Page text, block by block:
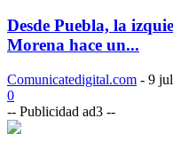
Desde Puebla, la
Morena hace un...
Comunicatedigital.com - 9
0
-- Publicidad ad3 --